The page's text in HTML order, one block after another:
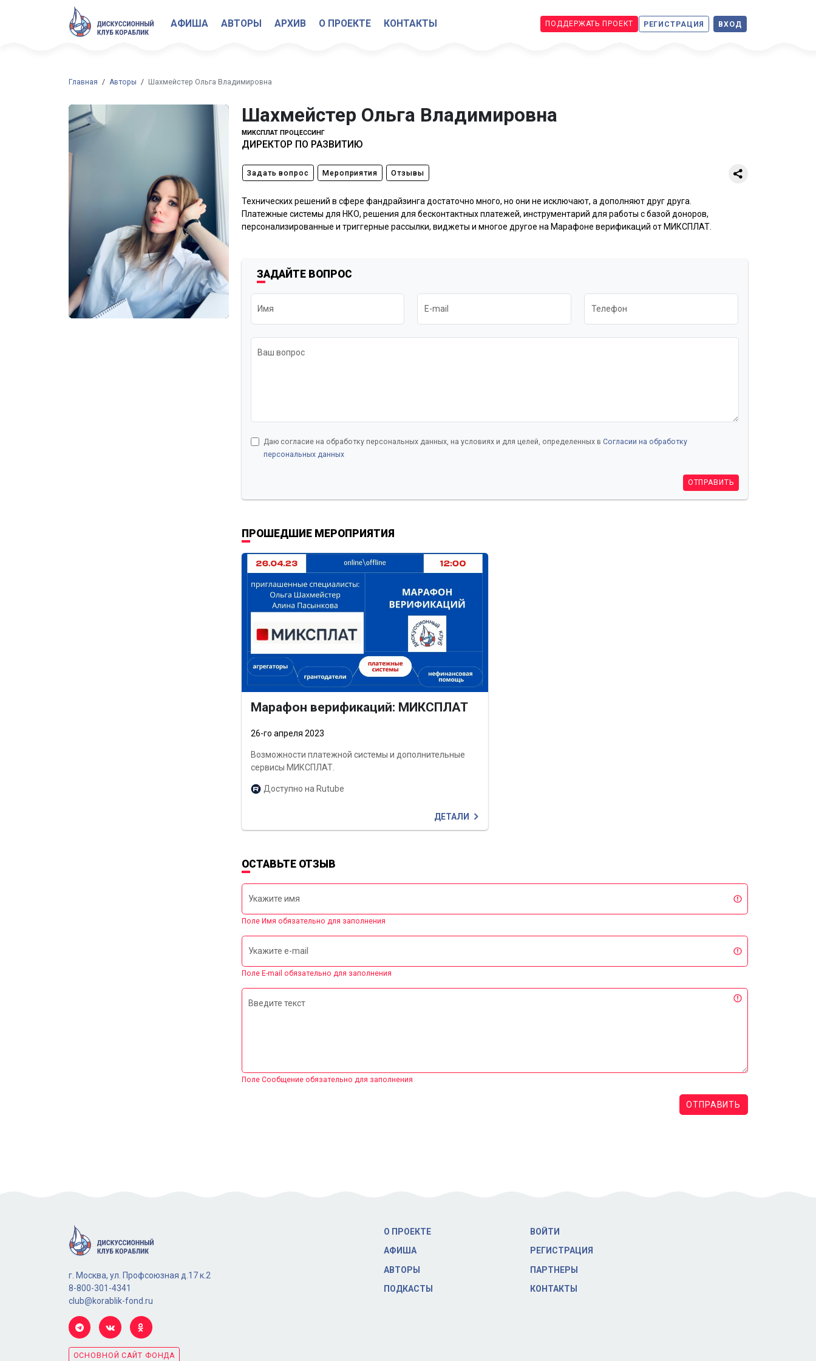
АФИША АВТОРЫ АРХИВ О ПРОЕКТЕ КОНТАКТЫ ПОДДЕРЖАТЬ ПРОЕКТ РЕГИСТРАЦИЯ ВХОД
Главная Авторы Шахмейстер Ольга Владимировна
Шахмейстер Ольга Владимировна
МИКСПЛАТ ПРОЦЕССИНГ
ДИРЕКТОР ПО РАЗВИТИЮ
Задать вопрос Мероприятия Отзывы
Технических решений в сфере фандрайзинга достаточно много, но они не исключают, а дополняют друг друга.
Платежные системы для НКО, решения для бесконтактных платежей, инструментарий для работы с базой доноров,
персонализированные и триггерные рассылки, виджеты и многое другое на Марафоне верификаций от МИКСПЛАТ.
ЗАДАЙТЕ ВОПРОС
Имя E-mail Телефон
Ваш вопрос
Даю согласие на обработку персональных данных, на условиях и для целей, определенных в Согласии на обработку
персональных данных
ОТПРАВИТЬ
ПРОШЕДШИЕ МЕРОПРИЯТИЯ
Марафон верификаций: МИКСПЛАТ
26-го апреля 2023
Возможности платежной системы и дополнительные
сервисы МИКСПЛАТ.
Доступно на Rutube
ДЕТАЛИ
ОСТАВЬТЕ ОТЗЫВ
Укажите имя
Поле Имя обязательно для заполнения
Укажите e-mail
Поле E-mail обязательно для заполнения
Введите текст
Поле Сообщение обязательно для заполнения
ОТПРАВИТЬ
г. Москва, ул. Профсоюзная д.17 к.2
8-800-301-4341
club@korablik-fond.ru
ОСНОВНОЙ САЙТ ФОНДА
О ПРОЕКТЕ
АФИША
АВТОРЫ
ПОДКАСТЫ
ВОЙТИ
РЕГИСТРАЦИЯ
ПАРТНЕРЫ
КОНТАКТЫ